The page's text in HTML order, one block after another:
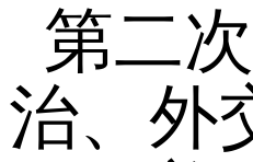
第二
治、外